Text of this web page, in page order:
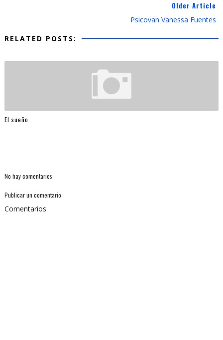
Older Article
Psicovan Vanessa Fuentes
RELATED POSTS:
El sueño
No hay comentarios:
Publicar un comentario
Comentarios